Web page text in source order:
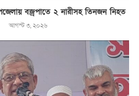
বজ্রপাতে ২ নারীসহ তিনজন নিহত
আগস্ট ৩, ২০২৬